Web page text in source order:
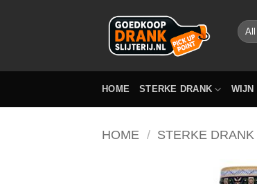
HOME STERKE DRANK WIJN
HOME / STERKE DRANK